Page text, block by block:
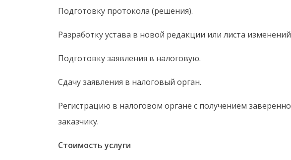
Подготовку протокола (решения).
Разработку устава в новой редакции или листа
Подготовку заявления в налоговую.
Сдачу заявления в налоговый орган.
Регистрацию в налоговом органе с получением
заказчику.
Стоимость услуги